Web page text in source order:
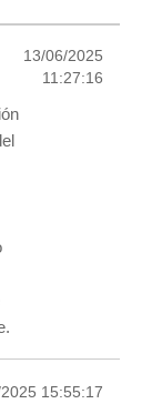
13/06/2025
11:27:16
15:55:17